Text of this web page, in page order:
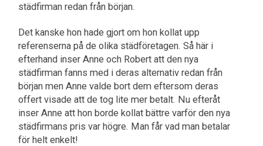
städfirman redan från början.
Det kanske hon hade gjort om hon kollat upp
referenserna på de olika städföretagen. Så här i
efterhand inser Anne och Robert att den nya
städfirman fanns med i deras alternativ redan från
början men Anne valde bort dem eftersom deras
offert visade att de tog lite mer betalt. Nu efteråt
inser Anne att hon borde kollat bättre varför den nya
städfirmans pris var högre. Man får vad man betalar
för helt enkelt!